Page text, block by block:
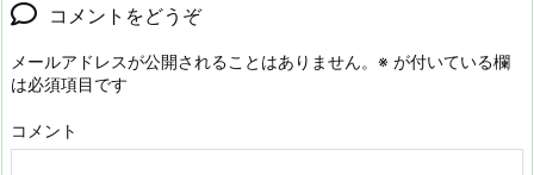
コメントをどうぞ
メールアドレスが公開されることはありません。 ※ が付いている欄
は必須項目です
コメント